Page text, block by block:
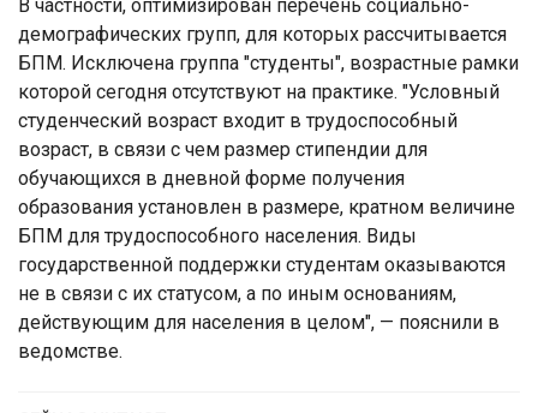
В частности, оптимизирован перечень социально-
демографических групп, для которых рассчитывается
БПМ. Исключена группа "студенты", возрастные рамки
которой сегодня отсутствуют на практике. "Условный
студенческий возраст входит в трудоспособный
возраст, в связи с чем размер стипендии для
обучающихся в дневной форме получения
образования установлен в размере, кратном величине
БПМ для трудоспособного населения. Виды
государственной поддержки студентам оказываются
не в связи с их статусом, а по иным основаниям,
действующим для населения в целом", — пояснили в
ведомстве.